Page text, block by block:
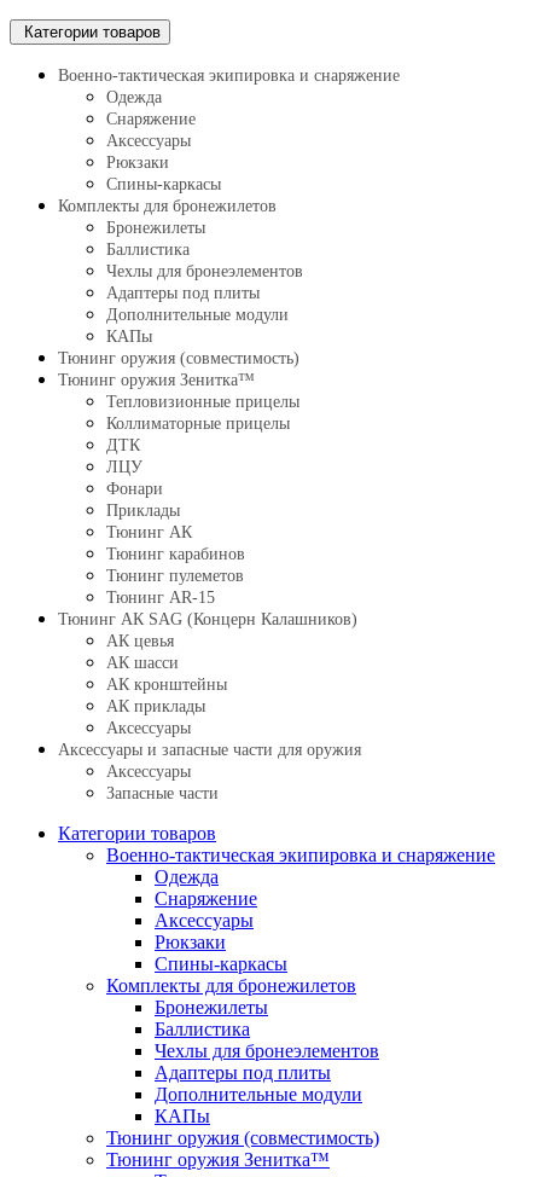
Категории товаров
Военно-тактическая экипировка и снаряжение
Одежда
Снаряжение
Аксессуары
Рюкзаки
Спины-каркасы
Комплекты для бронежилетов
Бронежилеты
Баллистика
Чехлы для бронеэлементов
Адаптеры под плиты
Дополнительные модули
КАПы
Тюнинг оружия (совместимость)
Тюнинг оружия Зенитка™
Тепловизионные прицелы
Коллиматорные прицелы
ДТК
ЛЦУ
Фонари
Приклады
Тюнинг АК
Тюнинг карабинов
Тюнинг пулеметов
Тюнинг AR-15
Тюнинг АК SAG (Концерн Калашников)
АК цевья
АК шасси
АК кронштейны
АК приклады
Аксессуары
Аксессуары и запасные части для оружия
Аксессуары
Запасные части
Категории товаров
Военно-тактическая экипировка и снаряжение
Одежда
Снаряжение
Аксессуары
Рюкзаки
Спины-каркасы
Комплекты для бронежилетов
Бронежилеты
Баллистика
Чехлы для бронеэлементов
Адаптеры под плиты
Дополнительные модули
КАПы
Тюнинг оружия (совместимость)
Тюнинг оружия Зенитка™